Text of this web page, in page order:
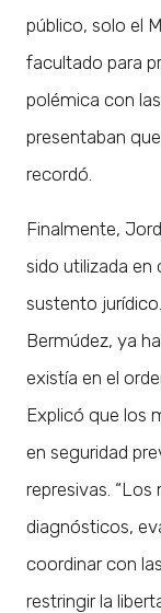
público, solo el
facultado para
polémica con
presentaban
recordó.
Finalmente,
sido utilizada en
sustento
Bermúdez, ya
existía en el
Explicó que los
en seguridad
represivas.
diagnósticos,
coordinar con
restringir la